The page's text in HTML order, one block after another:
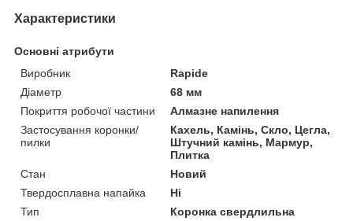
Характеристики
Основні атрибути
Виробник
Rapide
Діаметр
68 мм
Покриття робочої частини
Алмазне напилення
Застосування коронки/
пилки
Кахель, Камінь, Скло, Цегла,
Штучний камінь, Мармур,
Плитка
Стан
Новий
Твердосплавна напайка
Ні
Тип
Коронка свердлильна